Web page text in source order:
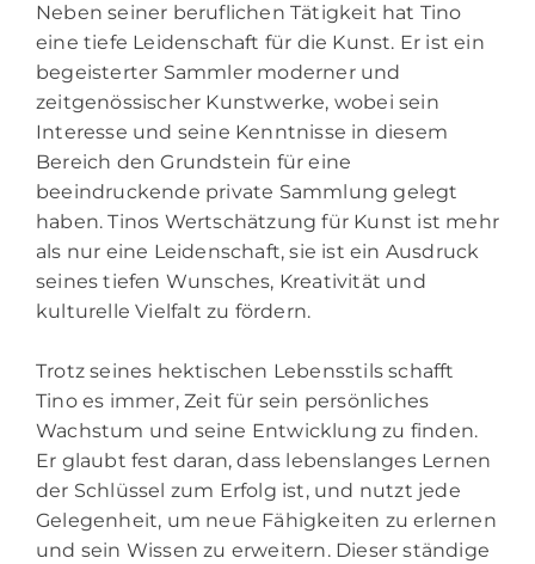
Neben seiner beruflichen Tätigkeit hat Tino
eine tiefe Leidenschaft für die Kunst. Er ist ein
begeisterter Sammler moderner und
zeitgenössischer Kunstwerke, wobei sein
Interesse und seine Kenntnisse in diesem
Bereich den Grundstein für eine
beeindruckende private Sammlung gelegt
haben. Tinos Wertschätzung für Kunst ist mehr
als nur eine Leidenschaft, sie ist ein Ausdruck
seines tiefen Wunsches, Kreativität und
kulturelle Vielfalt zu fördern.
Trotz seines hektischen Lebensstils schafft
Tino es immer, Zeit für sein persönliches
Wachstum und seine Entwicklung zu finden.
Er glaubt fest daran, dass lebenslanges Lernen
der Schlüssel zum Erfolg ist, und nutzt jede
Gelegenheit, um neue Fähigkeiten zu erlernen
und sein Wissen zu erweitern. Dieser ständige